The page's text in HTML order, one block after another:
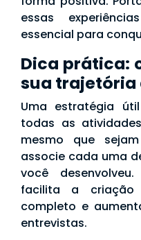
essas
essencial para
Dica prática:
sua trajetória
Uma estratégia
todas as
mesmo que
associe cada uma
você
facilita a
completo e
entrevistas.